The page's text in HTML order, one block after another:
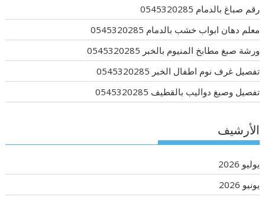
رقم صباغ بالدمام 0545320285
معلم دهان ابواب خشب بالدمام 0545320285
ورشة صبغ مطابخ المنيوم بالخبر 0545320285
تفصيل غرف نوم اطفال الخبر 0545320285
تفصيل وصبغ دواليب بالقطيف 0545320285
الأرشيف
يوليو 2026
يونيو 2026